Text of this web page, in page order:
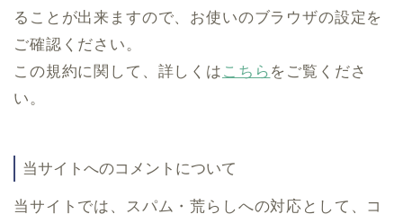
ることが出来ますので、お使いのブラウザの設定を
ご確認ください。
この規約に関して、詳しくは こちら をご覧くださ
い。
当サイトへのコメントについて
当サイトでは、スパム・荒らしへの対応として、コ